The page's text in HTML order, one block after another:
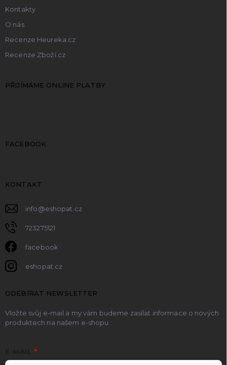
Kontakty
O nás
Recenze Heureka.cz
Recenze Zboží.cz
PŘIJÍMÁME ONLINE PLATBY
FACEBOOK
KONTAKT
info@eshopat.cz
723275121
facebook
eshopat.cz
ODEBÍRAT NEWSLETTER
Vložte svůj e-mail a my vám budeme zasílat informace o nových
produktech na našem e-shopu.